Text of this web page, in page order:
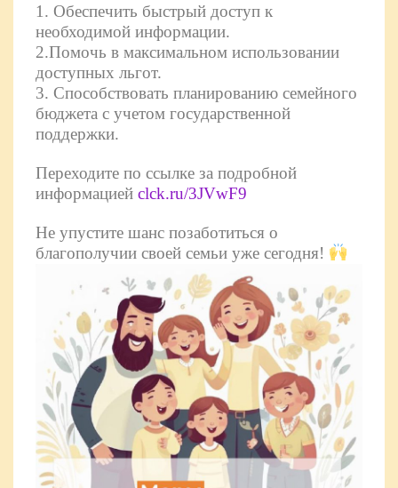
1. Обеспечить быстрый доступ к
необходимой информации.
2.Помочь в максимальном использовании
доступных льгот.
3. Способствовать планированию семейного
бюджета с учетом государственной
поддержки.
Переходите по ссылке за подробной
информацией clck.ru/3JVwF9
Не упустите шанс позаботиться о
благополучии своей семьи уже сегодня!